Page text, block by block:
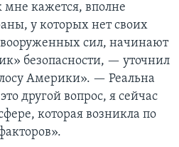
мне кажется, вполне
у которых нет своих
сил, начинают
безопасности, — уточнил
Америки». — Реальна
другой вопрос, я сейчас
которая возникла по